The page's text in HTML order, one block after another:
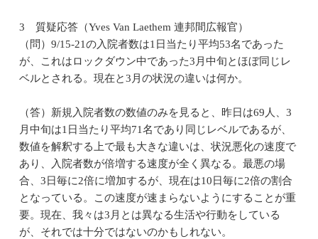
3 質疑応答（Yves Van Laethem 連邦間広報官）
（問）9/15-21の入院者数は1日当たり平均53名であった
が、これはロックダウン中であった3月中旬とほぼ同じレ
ベルとされる。現在と3月の状況の違いは何か。
（答）新規入院者数の数値のみを見ると、昨日は69人、3
月中旬は1日当たり平均71名であり同じレベルであるが、
数値を解釈する上で最も大きな違いは、状況悪化の速度で
あり、入院者数が倍増する速度が全く異なる。最悪の場
合、3日毎に2倍に増加するが、現在は10日毎に2倍の割合
となっている。この速度が速まらないようにすることが重
要。現在、我々は3月とは異なる生活や行動をしている
が、それでは十分ではないのかもしれない。